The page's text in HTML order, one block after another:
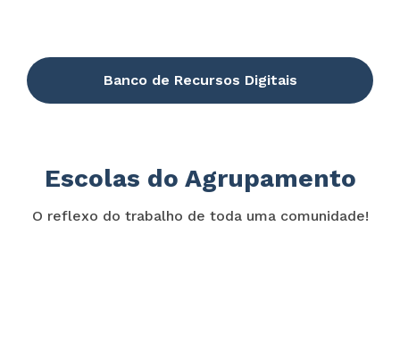
Banco de Recursos Digitais
Escolas do Agrupamento
O reflexo do trabalho de toda uma comunidade!